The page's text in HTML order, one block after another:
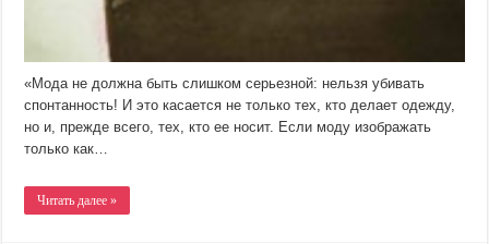
«Мода не должна быть слишком серьезной: нельзя убивать
спонтанность! И это касается не только тех, кто делает одежду,
но и, прежде всего, тех, кто ее носит. Если моду изображать
только как…
Читать далее »